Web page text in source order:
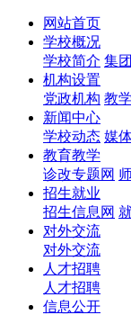
网站首页
学校概况
学校简介 集
机构设置
党政机构 教
新闻中心
学校动态 媒
教育教学
诊改专题网
招生就业
招生信息网
对外交流
对外交流
人才招聘
人才招聘
信息公开